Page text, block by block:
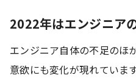
2022年はエンジニア
エンジニア自体の不足のほ
意欲にも変化が現れています